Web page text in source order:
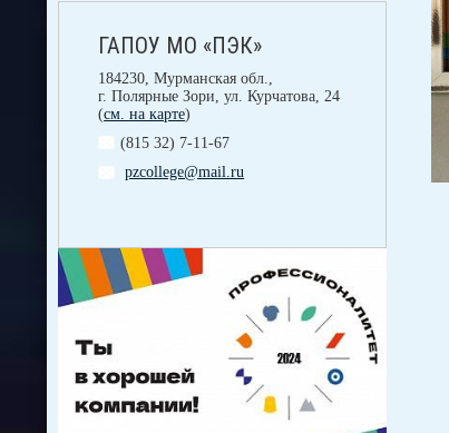
ГАПОУ МО «ПЭК»
184230, Мурманская обл.,
г. Полярные Зори, ул. Курчатова, 24
(см. на карте)
(815 32) 7-11-67
pzcollege@mail.ru